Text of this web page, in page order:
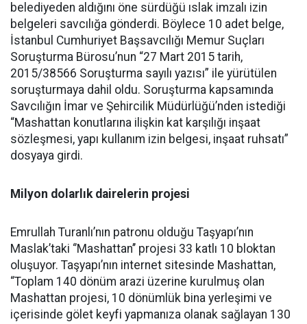
belediyeden aldığını öne sürdüğü ıslak imzalı izin
belgeleri savcılığa gönderdi. Böylece 10 adet belge,
İstanbul Cumhuriyet Başsavcılığı Memur Suçları
Soruşturma Bürosu’nun “27 Mart 2015 tarih,
2015/38566 Soruşturma sayılı yazısı” ile yürütülen
soruşturmaya dahil oldu. Soruşturma kapsamında
Savcılığın İmar ve Şehircilik Müdürlüğü’nden istediği
“Mashattan konutlarına ilişkin kat karşılığı inşaat
sözleşmesi, yapı kullanım izin belgesi, inşaat ruhsatı”
dosyaya girdi.
Milyon dolarlık dairelerin projesi
Emrullah Turanlı’nın patronu olduğu Taşyapı’nın
Maslak’taki ‘’Mashattan’’ projesi 33 katlı 10 bloktan
oluşuyor. Taşyapı’nın internet sitesinde Mashattan,
“Toplam 140 dönüm arazi üzerine kurulmuş olan
Mashattan projesi, 10 dönümlük bina yerleşimi ve
içerisinde gölet keyfi yapmanıza olanak sağlayan 130